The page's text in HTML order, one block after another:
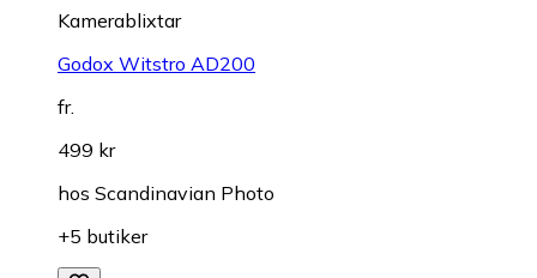
Kamerablixtar
Godox Witstro AD200
fr.
499 kr
hos Scandinavian Photo
+5 butiker